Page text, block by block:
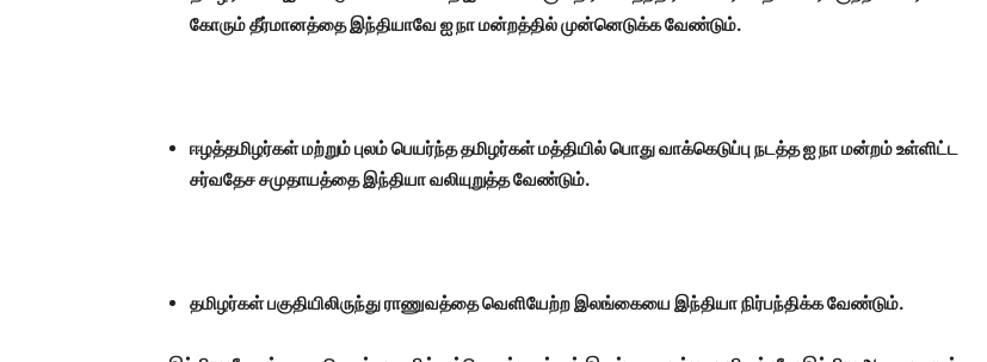
கோரும் தீர்மானத்தை இந்தியாவே ஐ நா மன்றத்தில் முன்னெடுக்க வேண்டும்.
ஈழத்தமிழர்கள் மற்றும் புலம் பெயர்ந்த தமிழர்கள் மத்தியில் பொது வாக்கெடுப்பு நடத்த ஐ நா மன்றம் உள்ளிட்ட
சர்வதேச சமுதாயத்தை இந்தியா வலியுறுத்த வேண்டும்.
தமிழர்கள் பகுதியிலிருந்து ராணுவத்தை வெளியேற்ற இலங்கையை இந்தியா நிர்பந்திக்க வேண்டும்.